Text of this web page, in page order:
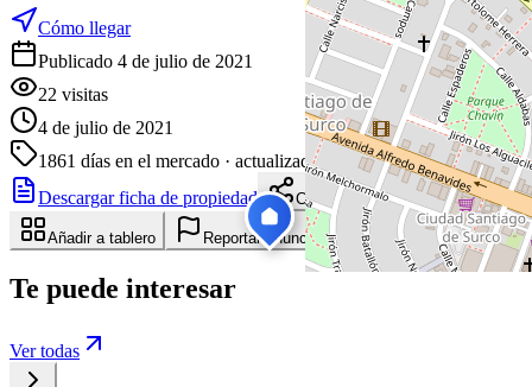
Cómo llegar
Publicado 4 de julio de 2021
22 visitas
4 de julio de 2021
1861 días en el mercado · actualizado hace 11 días
Descargar ficha de propiedad
Compartir
Añadir a tablero Reportar anuncio
Te puede interesar
Ver todas